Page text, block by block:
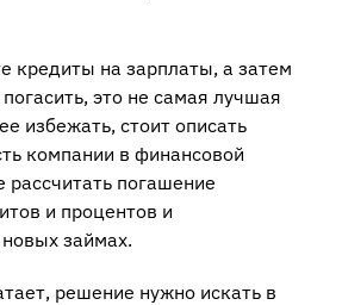
кредиты на зарплаты, а затем
это не самая лучшая
избежать, стоит описать
компании в финансовой
рассчитать погашение
и процентов и
займах.
решение нужно искать в